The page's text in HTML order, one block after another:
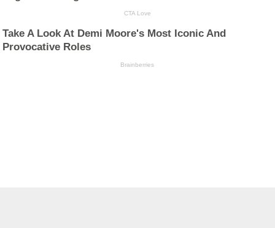
CTA Love
Take A Look At Demi Moore's Most Iconic And
Provocative Roles
Brainberries